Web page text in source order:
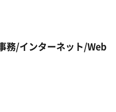
務/インターネット/Web